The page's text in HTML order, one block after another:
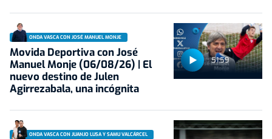
51:59
ONDA VASCA CON JOSÉ MANUEL MONJE
Movida Deportiva con José
Manuel Monje (06/08/26) | El
nuevo destino de Julen
Agirrezabala, una incógnita
ONDA VASCA CON JUANJO LUSA Y SAMU VALCÁRCEL